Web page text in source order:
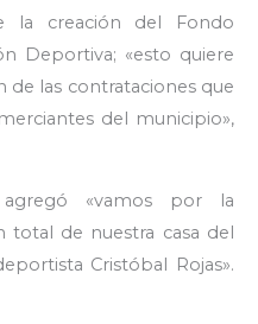
la creación del Fondo
Deportiva; «esto quiere
de las contrataciones que
del municipio»,
«vamos por la
total de nuestra casa del
Cristóbal Rojas».